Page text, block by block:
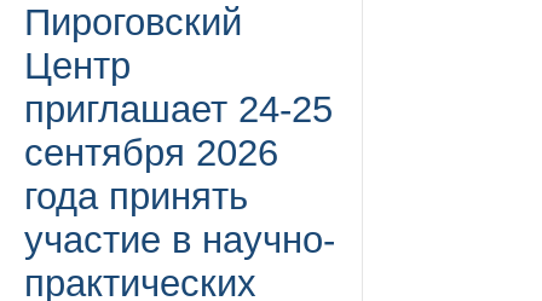
Пироговский
Центр
приглашает 24-25
сентября 2026
года принять
участие в научно-
практических